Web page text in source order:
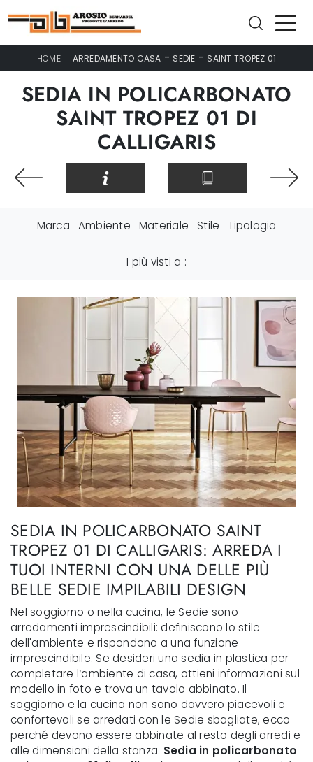
HOME- ARREDAMENTO CASA - SEDIE - SAINT TROPEZ 01
SEDIA IN POLICARBONATO
SAINT TROPEZ 01 DI
CALLIGARIS
Marca Ambiente Materiale Stile Tipologia
I più visti a :
SEDIA IN POLICARBONATO SAINT
TROPEZ 01 DI CALLIGARIS: ARREDA I
TUOI INTERNI CON UNA DELLE PIÙ
BELLE SEDIE IMPILABILI DESIGN
Nel soggiorno o nella cucina, le Sedie sono
arredamenti imprescindibili: definiscono lo stile
dell'ambiente e rispondono a una funzione
imprescindibile. Se desideri una sedia in plastica per
completare l’ambiente di casa, ottieni informazioni sul
modello in foto e trova un tavolo abbinato. Il
soggiorno e la cucina non sono davvero piacevoli e
confortevoli se arredati con le Sedie sbagliate, ecco
perché devono essere abbinate al resto degli arredi e
alle dimensioni della stanza. Sedia in policarbonato